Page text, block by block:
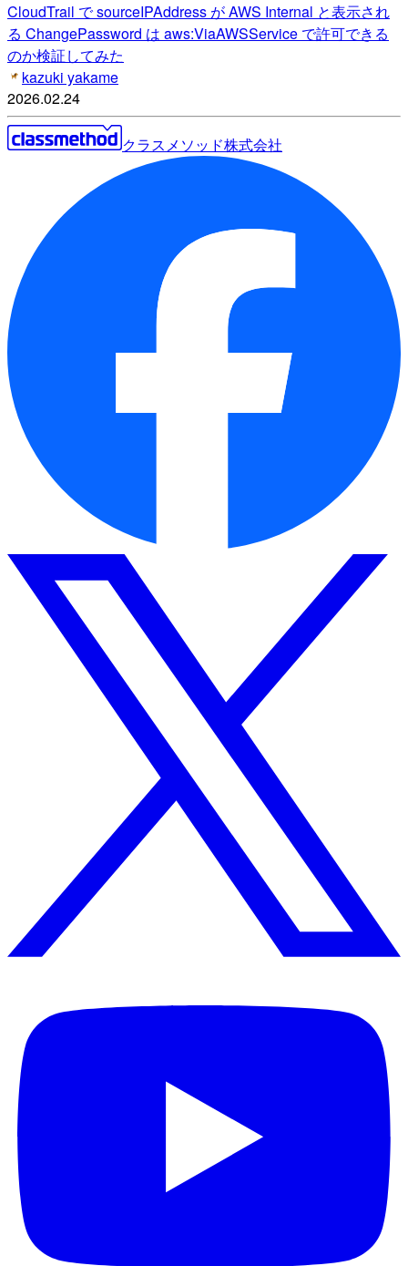
CloudTrail で sourceIPAddress が AWS Internal と表示され
る ChangePassword は aws:ViaAWSService で許可できる
のか検証してみた
kazuki yakame
2026.02.24
クラスメソッド株式会社